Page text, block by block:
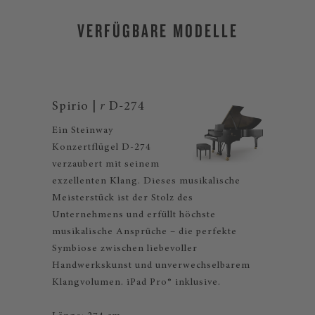
VERFÜGBARE MODELLE
Spirio | r D-274
Ein Steinway
Konzertflügel D-274
verzaubert mit seinem
exzellenten Klang. Dieses musikalische
Meisterstück ist der Stolz des
Unternehmens und erfüllt höchste
musikalische Ansprüche – die perfekte
Symbiose zwischen liebevoller
Handwerkskunst und unverwechselbarem
Klangvolumen. iPad Pro® inklusive.